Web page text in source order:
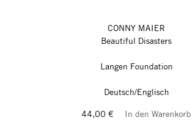
CONNY MAIER
Beautiful Disasters
Langen Foundation
Deutsch/Englisch
44,00 €
In den Warenkorb